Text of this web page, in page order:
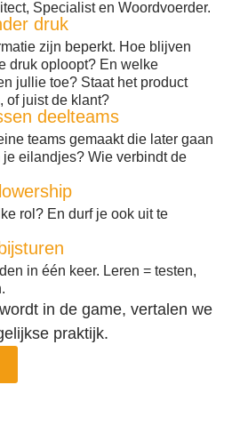
Specialist en Woordvoerder.
druk
zijn beperkt. Hoe blijven
druk oploopt? En welke
jullie toe? Staat het product
of juist de klant?
deelteams
teams gemaakt die later gaan
eilandjes? Wie verbindt de
rol? En durf je ook uit te
in één keer. Leren = testen,
in de game, vertalen we
praktijk.